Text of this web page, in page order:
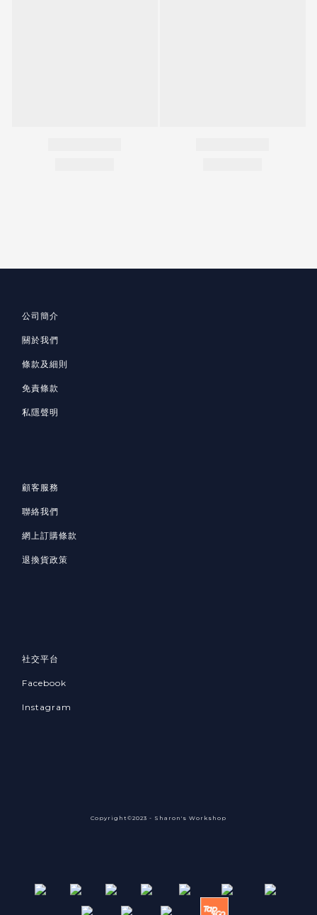
公司簡介
關於我們
條款及細則
免責條款
私隱聲明
顧客服務
聯絡我們
網上訂購條款
退換貨政策
社交平台
Facebook
Instagram
Copyright©2023 - Sharon's Workshop